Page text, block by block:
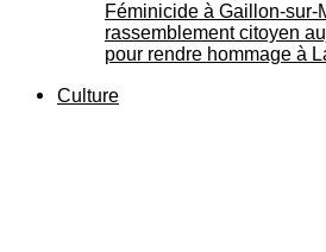
Féminicide à
rassemblement citoyen
pour rendre hommage à
Culture